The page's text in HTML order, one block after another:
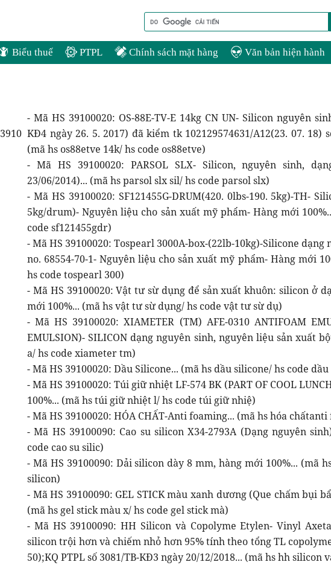
Biểu thuế PTPL Chính sách mặt hàng Văn bản hiện hành
3910
- Mã HS 39100020: OS-88E-TV-E 14kg CN UN- Silicon nguyên
KĐ4 ngày 26. 5. 2017) đã kiểm tk 102129574631/A12(23. 07. 18)
(mã hs os88etve 14k/ hs code os88etve)
- Mã HS 39100020: PARSOL SLX- Silicon, nguyên sinh,
23/06/2014)... (mã hs parsol slx sil/ hs code parsol slx)
- Mã HS 39100020: SF121455G-DRUM(420. 0lbs-190. 5kg)-TH-
5kg/drum)- Nguyên liệu cho sản xuất mỹ phẩm- Hàng mới
code sf121455gdr)
- Mã HS 39100020: Tospearl 3000A-box-(22lb-10kg)-Silicone
no. 68554-70-1- Nguyên liệu cho sản xuất mỹ phẩm- Hàng mới
hs code tospearl 300)
- Mã HS 39100020: Vật tư sừ dụng để sản xuất khuôn: silicon ở
mới 100%... (mã hs vật tư sừ dụng/ hs code vật tư sừ dụ)
- Mã HS 39100020: XIAMETER (TM) AFE-0310 ANTIFOAM
EMULSION)- SILICON dạng nguyên sinh, nguyên liệu sản xuất
a/ hs code xiameter tm)
- Mã HS 39100020: Dầu Silicone... (mã hs dầu silicone/ hs code
- Mã HS 39100020: Túi giữ nhiệt LF-574 BK (PART OF COOL
100%... (mã hs túi giữ nhiệt l/ hs code túi giữ nhiệ)
- Mã HS 39100020: HÓA CHẤT-Anti foaming... (mã hs hóa
- Mã HS 39100090: Cao su silicon X34-2793A (Dạng nguyên
code cao su silic)
- Mã HS 39100090: Dải silicon dày 8 mm, hàng mới 100%... (mã
silicon)
- Mã HS 39100090: GEL STICK màu xanh dương (Que chấm bụi
(mã hs gel stick màu x/ hs code gel stick mà)
- Mã HS 39100090: HH Silicon và Copolyme Etylen- Vinyl
silicon trội hơn và chiếm nhỏ hơn 95% tính theo tổng TL
50);KQ PTPL số 3081/TB-KĐ3 ngày 20/12/2018... (mã hs hh silicon